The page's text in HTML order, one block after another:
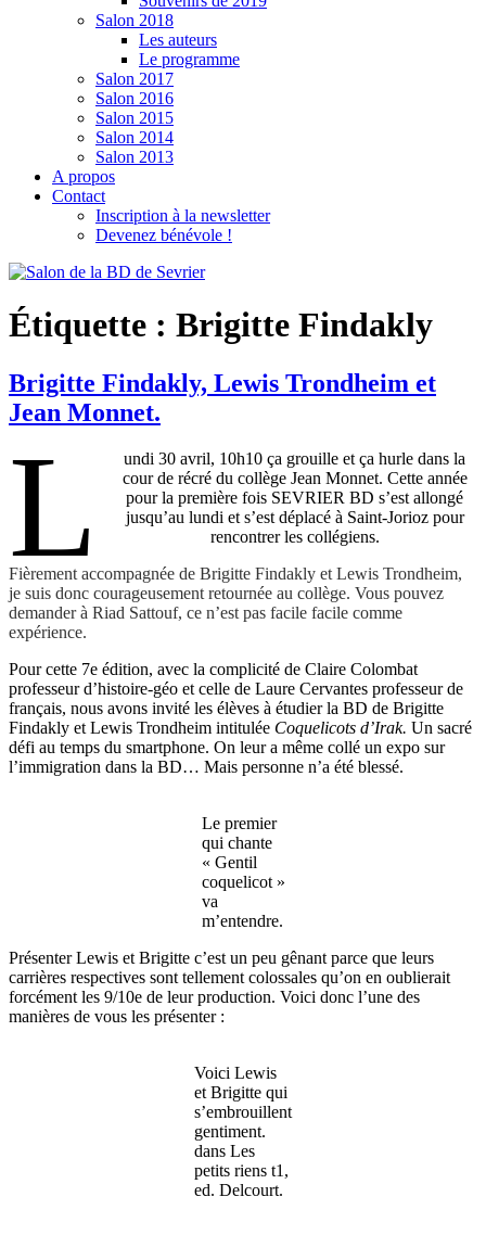
Salon 2018
Les auteurs
Le programme
Salon 2017
Salon 2016
Salon 2015
Salon 2014
Salon 2013
A propos
Contact
Inscription à la newsletter
Devenez bénévole !
Étiquette : Brigitte Findakly
Brigitte Findakly, Lewis Trondheim et
Jean Monnet.
L
undi 30 avril, 10h10 ça grouille et ça hurle dans la
cour de récré du collège Jean Monnet. Cette année
pour la première fois SEVRIER BD s’est allongé
jusqu’au lundi et s’est déplacé à Saint-Jorioz pour
rencontrer les collégiens.
Fièrement accompagnée de Brigitte Findakly et Lewis Trondheim,
je suis donc courageusement retournée au collège. Vous pouvez
demander à Riad Sattouf, ce n’est pas facile facile comme
expérience.
Pour cette 7e édition, avec la complicité de Claire Colombat
professeur d’histoire-géo et celle de Laure Cervantes professeur de
français, nous avons invité les élèves à étudier la BD de Brigitte
Findakly et Lewis Trondheim intitulée Coquelicots d’Irak. Un sacré
défi au temps du smartphone. On leur a même collé un expo sur
l’immigration dans la BD… Mais personne n’a été blessé.
Le premier
qui chante
« Gentil
coquelicot »
va
m’entendre.
Présenter Lewis et Brigitte c’est un peu gênant parce que leurs
carrières respectives sont tellement colossales qu’on en oublierait
forcément les 9/10e de leur production. Voici donc l’une des
manières de vous les présenter :
Voici Lewis
et Brigitte qui
s’embrouillent
gentiment.
dans Les
petits riens t1,
ed. Delcourt.